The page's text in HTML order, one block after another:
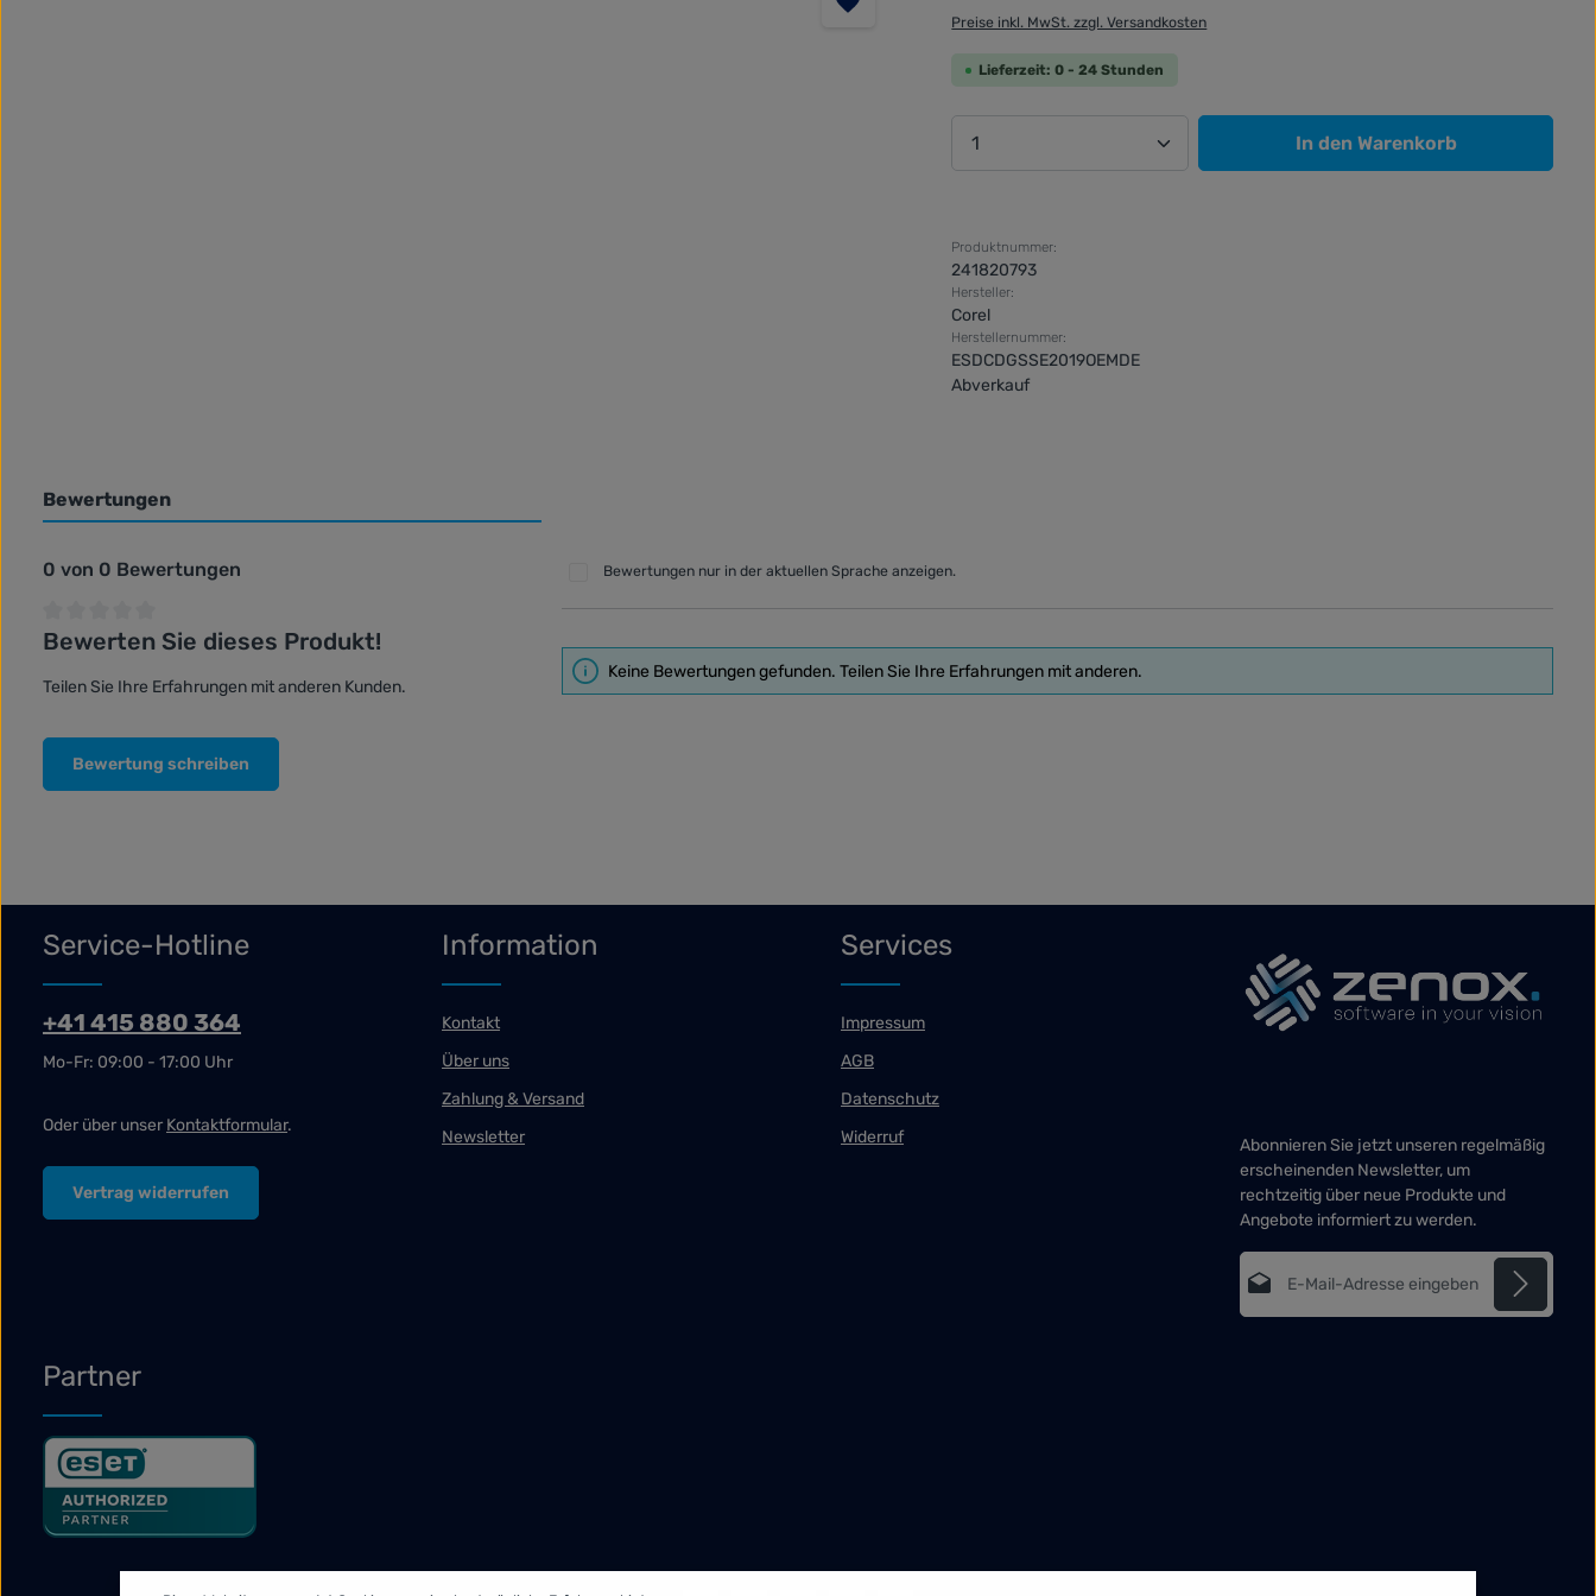
Preise inkl. MwSt. zzgl. Versandkosten
Lieferzeit: 0 - 24 Stunden
Produkt Anzahl: Gib den gewünschten Wert
In den Warenkorb
Produktnummer:
241820793
Hersteller:
Corel
Herstellernummer:
ESDCDGSSE2019OEMDE
Abverkauf
Bewertungen
0 von 0 Bewertungen
Durchschnittliche Bewertung von 0 von 5 Sternen
Bewerten Sie dieses Produkt!
Teilen Sie Ihre Erfahrungen mit anderen Kunden.
Bewertung schreiben
Bewertungen nur in der aktuellen Sprache anzeigen.
Keine Bewertungen gefunden. Teilen Sie Ihre Erfahrungen mit anderen.
Service-Hotline
+41 415 880 364
Mo-Fr: 09:00 - 17:00 Uhr
Oder über unser Kontaktformular.
Vertrag widerrufen
Information
Kontakt
Über uns
Zahlung & Versand
Newsletter
Services
Impressum
AGB
Datenschutz
Widerruf
Abonnieren Sie jetzt unseren regelmäßig
erscheinenden Newsletter, um
rechtzeitig über neue Produkte und
Angebote informiert zu werden.
E-Mail-Adresse*
Partner